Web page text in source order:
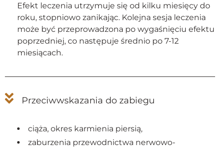
Efekt leczenia utrzymuje się od kilku miesięcy do
roku, stopniowo zanikając. Kolejna sesja leczenia
może być przeprowadzona po wygaśnięciu efektu
poprzedniej, co następuje średnio po 7-12
miesiącach.
Przeciwwskazania do zabiegu
ciąża, okres karmienia piersią,
zaburzenia przewodnictwa nerwowo-